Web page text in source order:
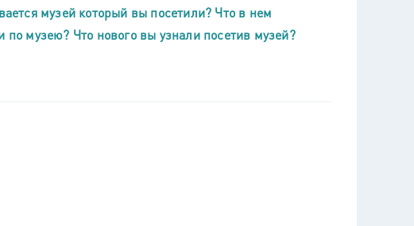
музей который вы посетили? Что в нем
по музею? Что нового вы узнали посетив музей?